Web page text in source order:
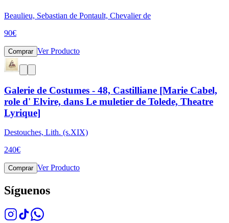
Beaulieu, Sebastian de Pontault, Chevalier de
90€
Comprar Ver Producto
Galerie de Costumes - 48, Castilliane [Marie Cabel,
role d' Elvire, dans Le muletier de Tolede, Theatre
Lyrique]
Destouches, Lith. (s.XIX)
240€
Comprar Ver Producto
Síguenos